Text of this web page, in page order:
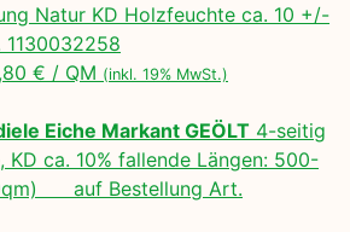
Natur KD Holzfeuchte ca. 10 +/-
€ / QM (inkl. 19% MwSt.)
Eiche Markant GEÖLT 4-seitig
KD ca. 10% fallende Längen: 500-
auf Bestellung Art.